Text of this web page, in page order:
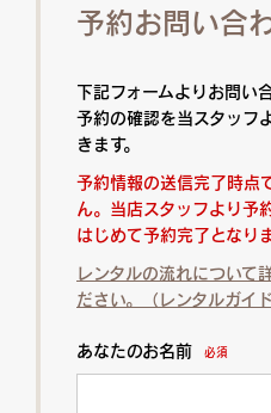
予約お問い合
下記フォームよりお問い
予約の確認を当スタッフ
きます。
予約情報の送信完了時点
ん。当店スタッフより予
はじめて予約完了となりま
レンタルの流れについて
ださい。（レンタルガイド
あなたのお名前 必須